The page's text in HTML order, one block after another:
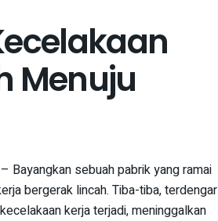
Menuju
– Bayangkan sebuah pabrik yang ramai
bergerak lincah. Tiba-tiba, terdengar
kerja terjadi, meninggalkan